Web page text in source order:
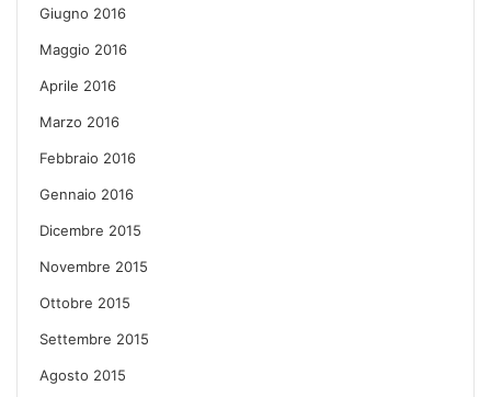
Giugno 2016
Maggio 2016
Aprile 2016
Marzo 2016
Febbraio 2016
Gennaio 2016
Dicembre 2015
Novembre 2015
Ottobre 2015
Settembre 2015
Agosto 2015